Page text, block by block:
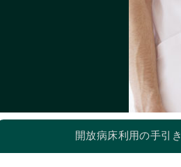
開放病床利用の手引き